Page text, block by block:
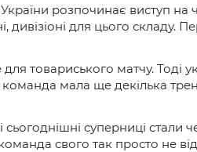
України розпочинає виступ
для цього складу.
товариського матчу.
мала ще декілька
суперниці стали
свого так просто не